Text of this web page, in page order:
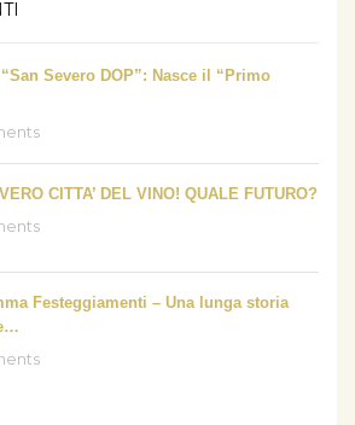
Severo DOP”: Nasce il “Primo
CITTA’ DEL VINO! QUALE FUTURO?
Festeggiamenti – Una lunga storia